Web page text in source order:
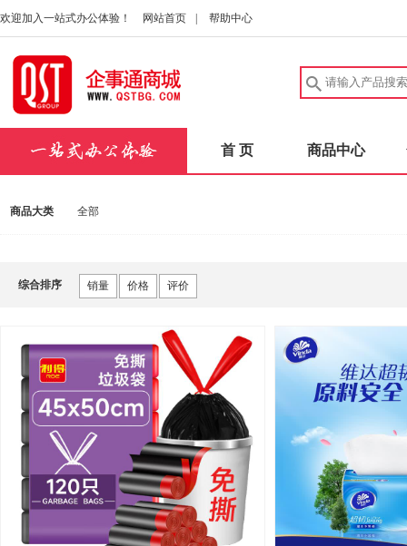
欢迎加入一站式办公体验！ 网站首页 帮助中心
首 页 商品中心
商品大类 全部
综合排序 销量 价格 评价